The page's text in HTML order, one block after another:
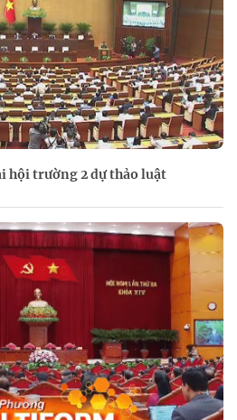
hội trường 2 dự thảo luật